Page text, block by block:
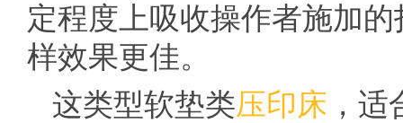
定程度上吸收操作者施加
样效果更佳。
这类型软垫类压印床 ，